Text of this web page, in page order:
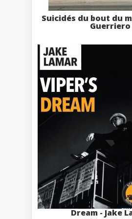
Suicidés du bout du
Guerriero
Dream - Jake